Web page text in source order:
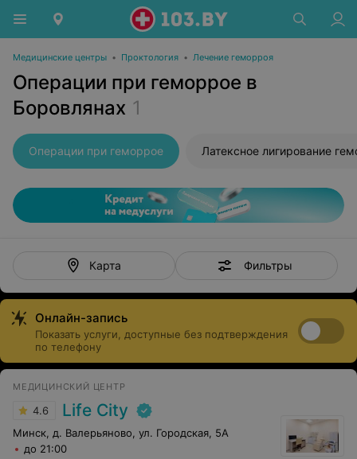
Медицинские центры • Проктология • Лечение геморроя
Операции при геморрое в
Боровлянах 1
Операции при геморрое
Карта Фильтры
Онлайн-запись
Показать услуги, доступные без подтверждения
по телефону
МЕДИЦИНСКИЙ ЦЕНТР
4.6 Life City
Минск, д. Валерьяново, ул. Городская, 5А
до 21:00